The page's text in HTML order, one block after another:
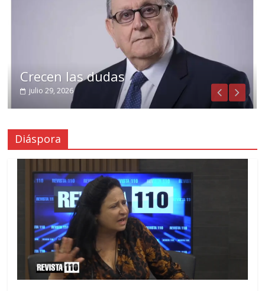
Crecen las dudas
julio 29, 2026
Diáspora